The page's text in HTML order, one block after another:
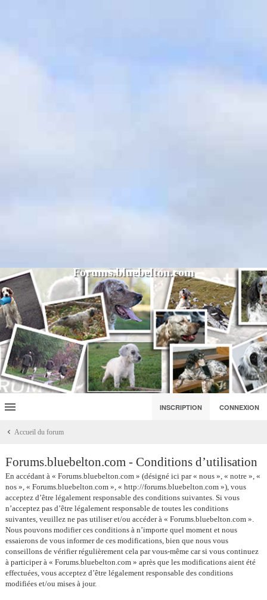
Forums.bluebelton.com
INSCRIPTION CONNEXION
Accueil du forum
Forums.bluebelton.com - Conditions d’utilisation
En accédant à « Forums.bluebelton.com » (désigné ici par « nous », « notre », «
nos », « Forums.bluebelton.com », « http://forums.bluebelton.com »), vous
acceptez d’être légalement responsable des conditions suivantes. Si vous
n’acceptez pas d’être légalement responsable de toutes les conditions
suivantes, veuillez ne pas utiliser et/ou accéder à « Forums.bluebelton.com ».
Nous pouvons modifier ces conditions à n’importe quel moment et nous
essaierons de vous informer de ces modifications, bien que nous vous
conseillons de vérifier régulièrement cela par vous-même car si vous continuez
à participer à « Forums.bluebelton.com » après que les modifications aient été
effectuées, vous acceptez d’être légalement responsable des conditions
modifiées et/ou mises à jour.